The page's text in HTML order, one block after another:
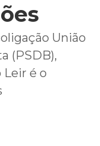
União
(PSDB),
é o